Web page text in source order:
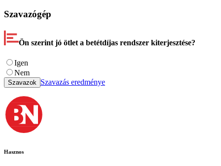
Szavazógép
Ön szerint jó ötlet a betétdíjas rendszer kiterjesztése?
Igen
Nem
Szavazok Szavazás eredménye
Hasznos